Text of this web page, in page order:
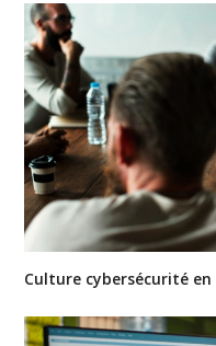
Culture cybersécurité